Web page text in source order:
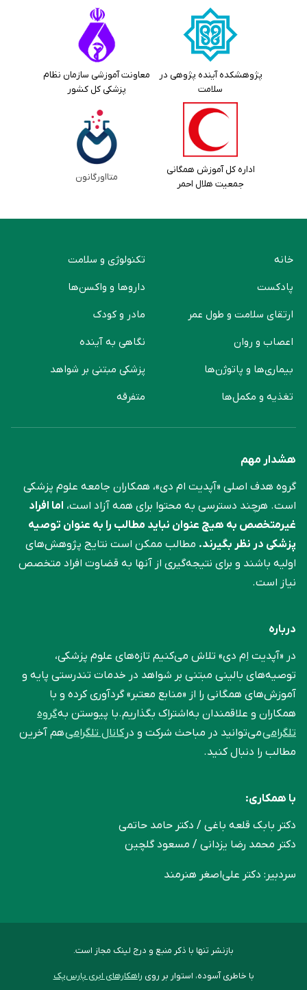
پژوهشکده آینده پژوهی در
سلامت
معاونت آموزشی سازمان نظام
پزشکی کل کشور
اداره کل آموزش همگانی
جمعیت هلال احمر
متااورگانون
خانه
پادکست
ارتقای سلامت و طول عمر
اعصاب و روان
بیماری‌ها و پاتوژن‌ها
تغذیه و مکمل‌ها
تکنولوژی و سلامت
دارو‌ها و واکسن‌ها
مادر و کودک
نگاهی به آینده
پزشکی مبتنی بر شواهد
متفرقه
هشدار مهم
گروه هدف اصلی «آپدیت ام دی»، همکاران جامعه علوم ‌پزشکی
است. هرچند دسترسی به محتوا برای همه آزاد است، اما افراد
غیرمتخصص به هیچ عنوان نباید مطالب را به عنوان توصیه
پزشکی در نظر بگیرند. مطالب ممکن است نتایج پژوهش‌های
اولیه باشند و برای نتیجه‌گیری از آنها به قضاوت افراد متخصص
نیاز است.
درباره
در «آپدیت اِم دی» تلاش می‌کنیم تازه‌های علوم پزشکی،
توصیه‌های بالینی مبتنی بر شواهد در خدمات تندرستی پایه و
آموزش‌های همگانی را از «منابع معتبر» گردآوری کرده و با
همکاران و علاقمندان به‌اشتراک بگذاریم.با پیوستن بهگروه
تلگرامیمی‌توانید در مباحث شرکت و درکانال تلگرامیهم آخرین
مطالب را دنبال کنید.
با همکاری:
دکتر بابک قلعه‌ باغی / دکتر حامد حاتمی
دکتر محمد رضا یزدانی / مسعود گلچین
سردبیر: دکتر علی‌اصغر هنرمند
بازنشر تنها با ذکر منبع و درج لینک مجاز است.
با خاطری آسوده، استوار بر روی راهکارهای ابری پارس‌پک